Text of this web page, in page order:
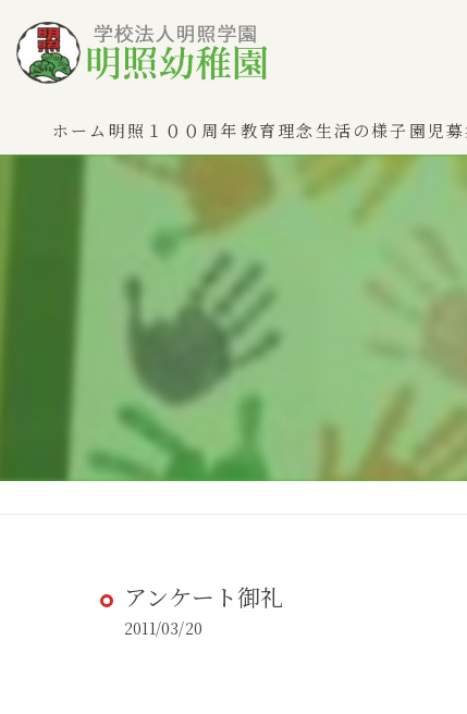
ホーム 明照１００周年教育理念生活の様子 園児
アンケート御礼
2011/03/20